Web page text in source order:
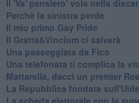
Il 'Va' pensiero' vola nella
Perchè la sinistra perde
Il mio primo Gay Pride
Il Gratta&Vincium ci salverà
Una passeggiata da Fico
Una telefonata ti complica la
Mattarella, dacci un premier
La Repubblica fondata
La scheda elettorale con la